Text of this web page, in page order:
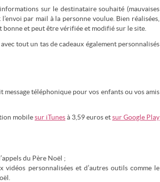
sur le destinataire souhaité (mauvaises
par mail à la personne voulue. Bien réalisées,
et peut être vérifiée et modifié sur le site.
tout un tas de cadeaux également personnalisés
message téléphonique pour vos enfants ou vos amis
mobile sur iTunes à 3,59 euros et sur Google Play
du Père Noël ;
personnalisées et d’autres outils comme le